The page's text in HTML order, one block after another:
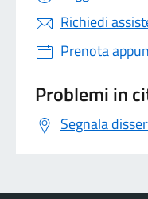
Richiedi
Prenota
Problemi in
Segnala